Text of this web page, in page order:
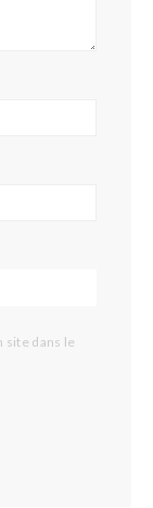
site dans le